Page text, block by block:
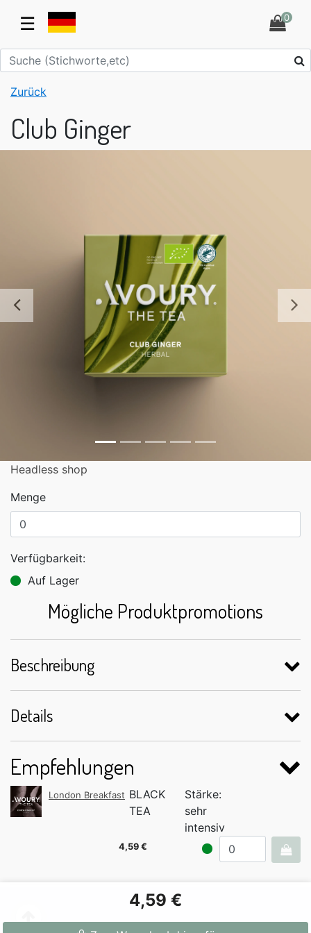
☰ 0
Zurück
Club Ginger
Zurück
Headless shop
Menge
Verfügbarkeit:
Auf Lager
Mögliche Produktpromotions
4,59 €
Beschreibung
Details
Empfehlungen
London Breakfast BLACK
TEA
Stärke:
sehr
intensiv
4,59 €